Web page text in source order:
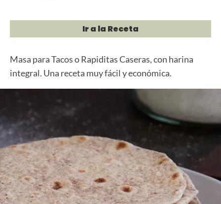
Ir a la Receta
Masa para Tacos o Rapiditas Caseras, con harina
integral. Una receta muy fácil y económica.